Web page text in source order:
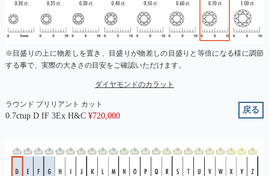
※目盛りの上に物差しを置き、目盛りが物差しの目盛りと等倍になる様に調節
する事で、実際の大きさの目安をご確認いただけます。
ダイヤモンドのカラット
ラウンド ブリリアント カット
0.7ctup D IF 3Ex H&C ¥720,000
戻る